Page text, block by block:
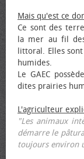
Mais qu'est ce
Ce sont des
la mer au fil
littoral. Elles
humides.
Le GAEC
dites prairies
L'agriculteur
"Les animaux
démarre le
toujours environ